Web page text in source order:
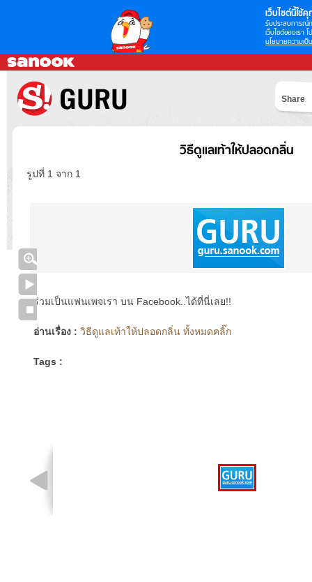
เว็บไซต์นี้ใช้คุ
รับประสบการณ์
เว็บไซต์ของเรา
นโยบายความเป็
Share
วิธีดูแลเท้าให้ปลอดกลิ่น
รูปที่ 1 จาก 1
ร่วมเป็นแฟนเพจเรา บน Facebook..ได้ที่นี่เลย!!
อ่านเรื่อง : วิธีดูแลเท้าให้ปลอดกลิ่น ทั้งหมดคลิ๊ก
Tags :